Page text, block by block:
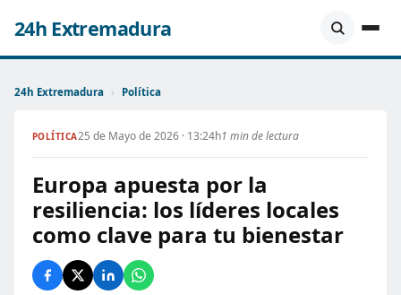
24h Extremadura
24h Extremadura › Política
POLÍTICA25 de Mayo de 2026 · 13:24h1 min de lectura
Europa apuesta por la
resiliencia: los líderes locales
como clave para tu bienestar